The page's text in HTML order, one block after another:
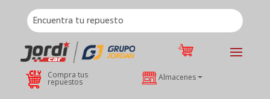
Compra tus
repuestos Almacenes